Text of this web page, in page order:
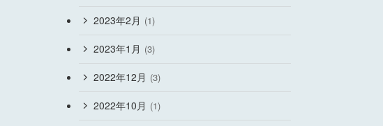
2023年2月 (1)
2023年1月 (3)
2022年12月 (3)
2022年10月 (1)